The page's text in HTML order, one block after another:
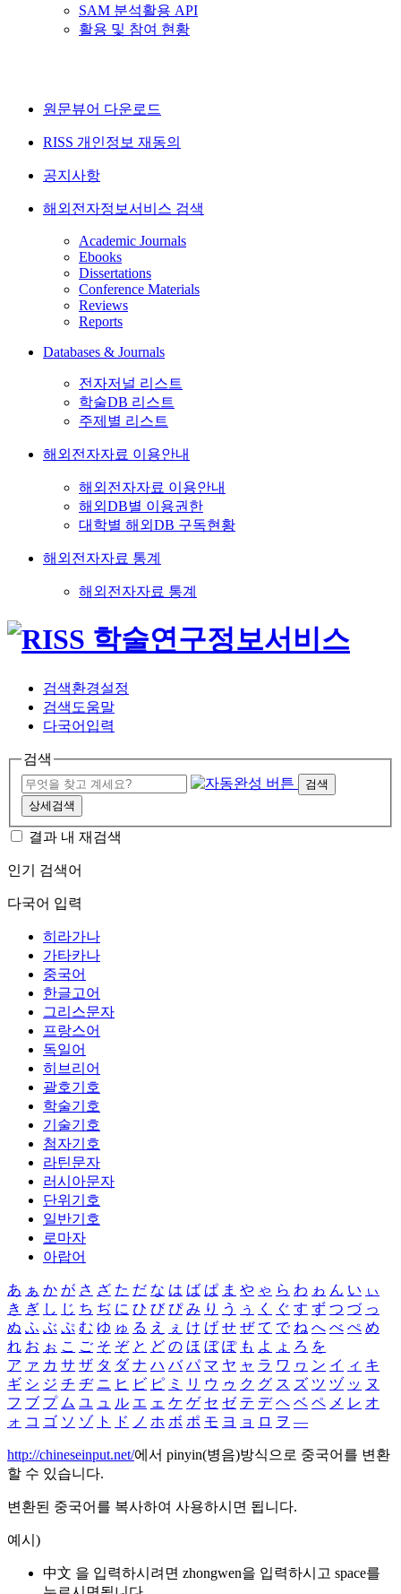
SAM 분석활용 API
활용 및 참여 현황
원문뷰어 다운로드
RISS 개인정보 재동의
공지사항
해외전자정보서비스 검색
Academic Journals
Ebooks
Dissertations
Conference Materials
Reviews
Reports
Databases & Journals
전자저널 리스트
학술DB 리스트
주제별 리스트
해외전자자료 이용안내
해외전자자료 이용안내
해외DB별 이용권한
대학별 해외DB 구독현황
해외전자자료 통계
해외전자자료 통계
검색환경설정
검색도움말
다국어입력
검색
검색
상세검색
결과 내 재검색
인기 검색어
다국어 입력
히라가나
가타카나
중국어
한글고어
그리스문자
프랑스어
독일어
히브리어
괄호기호
학술기호
기술기호
첨자기호
라틴문자
러시아문자
단위기호
일반기호
로마자
아랍어
あ ぁ か が さ ざ た だ な は ば ぱ ま や ゃ ら わ ゎ ん い ぃ
き ぎ し じ ち ぢ に ひ び ぴ み り う ぅ く ぐ す ず つ づ っ
ぬ ふ ぶ ぷ む ゆ ゅ る え ぇ け げ せ ぜ て で ね へ べ ぺ め
れ お ぉ こ ご そ ぞ と ど の ほ ぼ ぽ も よ ょ ろ を
ア ァ カ サ ザ タ ダ ナ ハ バ パ マ ヤ ャ ラ ワ ヮ ン イ ィ キ
ギ シ ジ チ ヂ ニ ヒ ビ ピ ミ リ ウ ゥ ク グ ス ズ ツ ヅ ッ ヌ
フ ブ プ ム ユ ュ ル エ ェ ケ ゲ セ ゼ テ デ ヘ ベ ペ メ レ オ
ォ コ ゴ ソ ゾ ト ド ノ ホ ボ ポ モ ヨ ョ ロ ヲ ―
http://chineseinput.net/에서 pinyin(병음)방식으로 중국어를 변환
할 수 있습니다.
변환된 중국어를 복사하여 사용하시면 됩니다.
예시)
中文 을 입력하시려면 zhongwen을 입력하시고 space를